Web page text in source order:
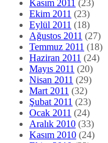
Kasım 2011 (23)
Ekim 2011 (23)
Eylül 2011 (18)
Ağustos 2011 (27)
Temmuz 2011 (18)
Haziran 2011 (24)
Mayıs 2011 (20)
Nisan 2011 (29)
Mart 2011 (32)
Şubat 2011 (23)
Ocak 2011 (24)
Aralık 2010 (33)
Kasım 2010 (24)